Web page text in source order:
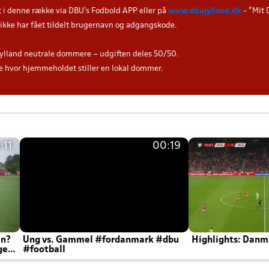
denne række via DBU's Fodbold APP eller på www.dbujylland.dk - "Mit
har fået tildelt brugernavn og adgangskode.
neutrale dommere – udgiften deles 50/50.
hvor hjemmeholdet stiller en lokal dommer.
00:19
Ung vs. Gammel #fordanmark #dbu
#football
Highlights: